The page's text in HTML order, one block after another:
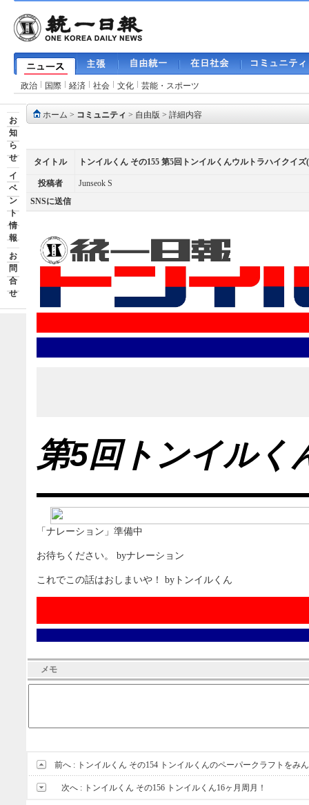
政治 国際 経済 社会 文化 芸能・スポーツ
お
知
ら
せ
イ
ベ
ン
ト
情
報
お
問
合
せ
ホーム > コミュニティ > 自由版 > 詳細内容
タイトル トンイルくん その155 第5回トンイルくんウルトラハイクイ
投稿者
Junseok S
SNSに送信
第5回トンイルく
「ナレーション」準備中
お待ちください。 byナレーション
これでこの話はおしまいや！ byトンイルくん
メモ
前へ : トンイルくん その154 トンイルくんのペーパークラフトをみ
次へ : トンイルくん その156 トンイルくん16ヶ月周月！